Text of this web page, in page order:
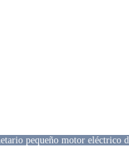
pequeño motor eléctrico